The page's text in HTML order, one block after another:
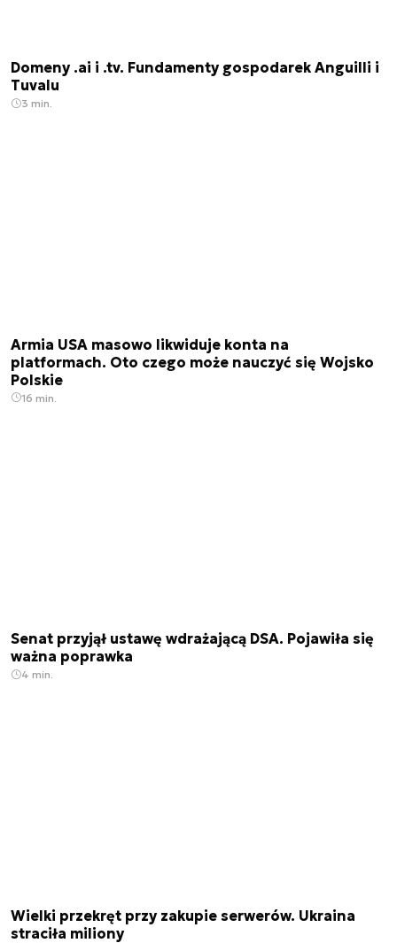
Domeny .ai i .tv. Fundamenty gospodarek Anguilli i
Tuvalu
3 min.
Armia USA masowo likwiduje konta na
platformach. Oto czego może nauczyć się Wojsko
Polskie
16 min.
Senat przyjął ustawę wdrażającą DSA. Pojawiła się
ważna poprawka
4 min.
Wielki przekręt przy zakupie serwerów. Ukraina
straciła miliony